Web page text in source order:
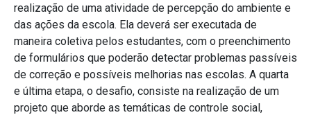
realização de uma atividade de percepção do ambiente e
das ações da escola. Ela deverá ser executada de
maneira coletiva pelos estudantes, com o preenchimento
de formulários que poderão detectar problemas passíveis
de correção e possíveis melhorias nas escolas. A quarta
e última etapa, o desafio, consiste na realização de um
projeto que aborde as temáticas de controle social,